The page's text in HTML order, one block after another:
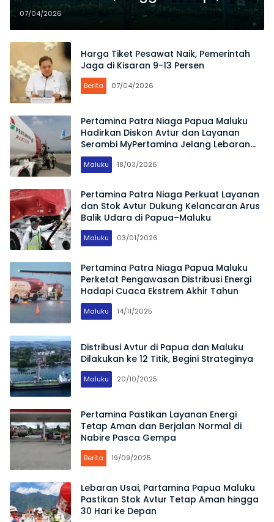
Triliun per Bulan
07/04/2026
Harga Tiket Pesawat Naik, Pemerintah
Jaga di Kisaran 9-13 Persen
Berita 07/04/2026
Pertamina Patra Niaga Papua Maluku
Hadirkan Diskon Avtur dan Layanan
Serambi MyPertamina Jelang Lebaran
2026
Maluku 18/03/2026
Pertamina Patra Niaga Perkuat Layanan
dan Stok Avtur Dukung Kelancaran Arus
Balik Udara di Papua–Maluku
Maluku 03/01/2026
Pertamina Patra Niaga Papua Maluku
Perketat Pengawasan Distribusi Energi
Hadapi Cuaca Ekstrem Akhir Tahun
Maluku 14/11/2025
Distribusi Avtur di Papua dan Maluku
Dilakukan ke 12 Titik, Begini Strateginya
Maluku 20/10/2025
Pertamina Pastikan Layanan Energi
Tetap Aman dan Berjalan Normal di
Nabire Pasca Gempa
Berita 19/09/2025
Lebaran Usai, Partamina Papua Maluku
Pastikan Stok Avtur Tetap Aman hingga
30 Hari ke Depan